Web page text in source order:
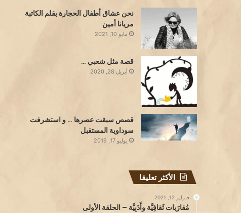
نحن عشاق أطفال الحجارة بقلم الكاتبة
مريانا أمين
مايو 10, 2021
قصة مثل شعبي …
أبريل 28, 2020
قصص سبقت عصرها … و استشرفت
سوداوية المستقبل
يوليو 17, 2019
الأكثر تعليقا
فبراير 12, 2021
مُقارَبات ثَقافِيَّة وأَدَبِيَّة – الحلقة الأولى